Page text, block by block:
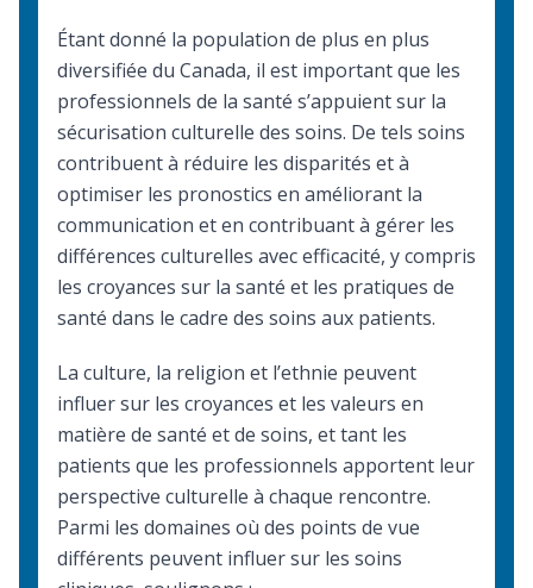
Étant donné la population de plus en plus
diversifiée du Canada, il est important que les
professionnels de la santé s’appuient sur la
sécurisation culturelle des soins. De tels soins
contribuent à réduire les disparités et à
optimiser les pronostics en améliorant la
communication et en contribuant à gérer les
différences culturelles avec efficacité, y compris
les croyances sur la santé et les pratiques de
santé dans le cadre des soins aux patients.
La culture, la religion et l’ethnie peuvent
influer sur les croyances et les valeurs en
matière de santé et de soins, et tant les
patients que les professionnels apportent leur
perspective culturelle à chaque rencontre.
Parmi les domaines où des points de vue
différents peuvent influer sur les soins